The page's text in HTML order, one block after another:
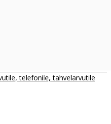
telefonile, tahvelarvutile